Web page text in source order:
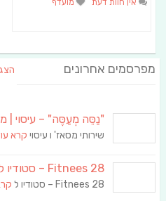
מפרסמים אחרונים
"נַסֵּה מְעַסֶּה" – עיסוי |
שירותי מסאז' ו עיסוי קרא
Fitnees 28 – סטודיו לאימונים אישיים וקבוצתיים
Fitnees 28 – סטודיו ל